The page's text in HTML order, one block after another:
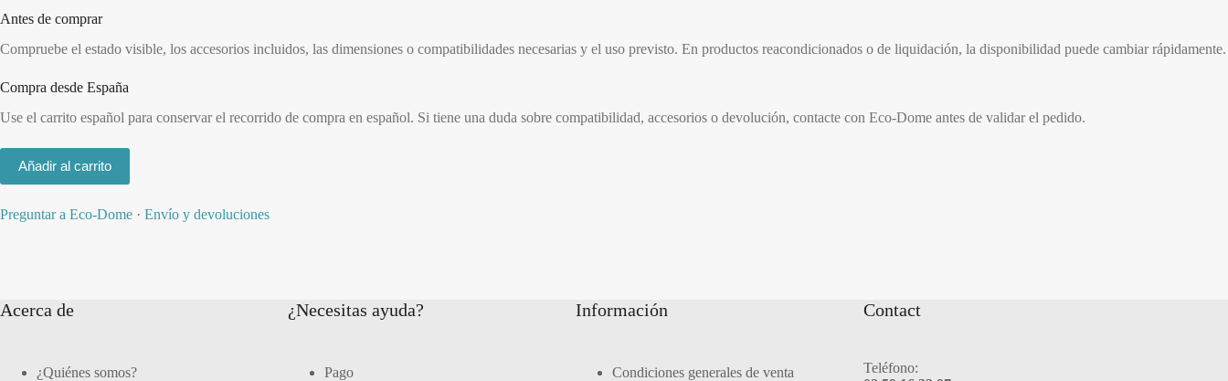
Antes de comprar
Compruebe el estado visible, los accesorios incluidos, las dimensiones o compatibilidades necesarias y el uso previsto. En productos reacondicionados o de liquidación, la disponibilidad puede cambiar rápidamente.
Compra desde España
Use el carrito español para conservar el recorrido de compra en español. Si tiene una duda sobre compatibilidad, accesorios o devolución, contacte con Eco-Dome antes de validar el pedido.
Añadir al carrito
Preguntar a Eco-Dome · Envío y devoluciones
Acerca de
¿Quiénes somos?
¿Necesitas ayuda?
Pago
Información
Condiciones generales de venta
Contact
Teléfono: